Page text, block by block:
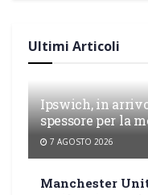
Ultimi Articoli
Ipswich, in
spessore per la
7 AGOSTO 2026
Manchester